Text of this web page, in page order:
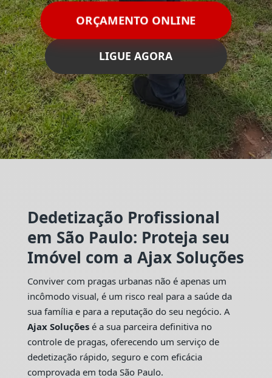
ORÇAMENTO ONLINE
LIGUE AGORA
Dedetização Profissional
em São Paulo: Proteja seu
Imóvel com a Ajax Soluções
Conviver com pragas urbanas não é apenas um
incômodo visual, é um risco real para a saúde da
sua família e para a reputação do seu negócio. A
Ajax Soluçõesé a sua parceira definitiva no
controle de pragas, oferecendo um serviço de
dedetização rápido, seguro e com eficácia
comprovada em toda São Paulo.